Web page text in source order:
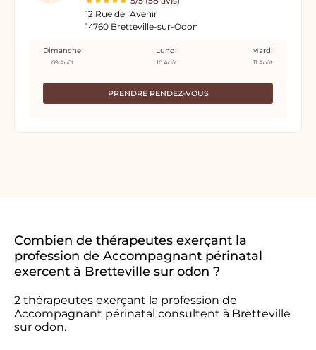
12 Rue de l'Avenir
14760 Bretteville-sur-Odon
PRENDRE RENDEZ-VOUS
Dimanche
09 Août
Lundi
10 Août
Mardi
11 Août
Combien de thérapeutes exerçant la
profession de Accompagnant périnatal
exercent à Bretteville sur odon ?
2 thérapeutes exerçant la profession de
Accompagnant périnatal consultent à Bretteville
sur odon.